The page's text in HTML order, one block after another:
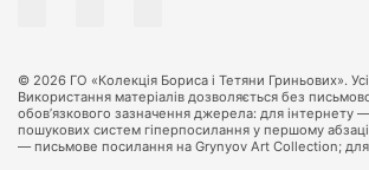
© 2026 ГО «Колекція Бориса і Тетяни Гриньових».
Використання матеріалів дозволяється без
обов’язкового зазначення джерела: для інтернету
пошукових систем гіперпосилання у першому
— письмове посилання на Grynyov Art Collection;